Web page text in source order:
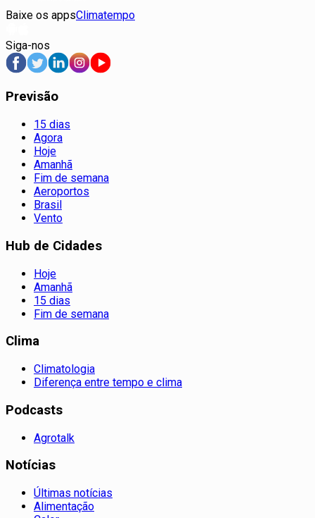
Baixe os appsClimatempo
Siga-nos
Previsão
15 dias
Agora
Hoje
Amanhã
Fim de semana
Aeroportos
Brasil
Vento
Hub de Cidades
Hoje
Amanhã
15 dias
Fim de semana
Clima
Climatologia
Diferença entre tempo e clima
Podcasts
Agrotalk
Notícias
Últimas notícias
Alimentação